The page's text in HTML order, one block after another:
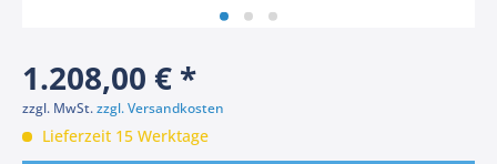
1.208,00 € *
zzgl. MwSt.zzgl. Versandkosten
Lieferzeit 15 Werktage